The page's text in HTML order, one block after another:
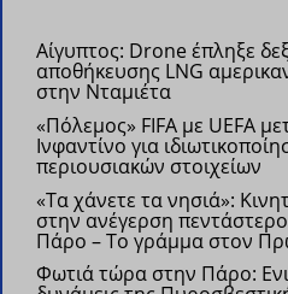
Αίγυπτος: Drone έπληξε
αποθήκευσης LNG
στην Νταμιέτα
«Πόλεμος» FIFA με UEFA
Ινφαντίνο για
περιουσιακών στοιχείων
«Τα χάνετε τα νησιά»:
στην ανέγερση
Πάρο – Το γράμμα στον
Φωτιά τώρα στην Πάρο: